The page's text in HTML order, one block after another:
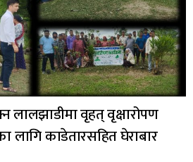
लालझाडीमा वृहत् वृक्षारोपण
काडेतारसहित घेराबार